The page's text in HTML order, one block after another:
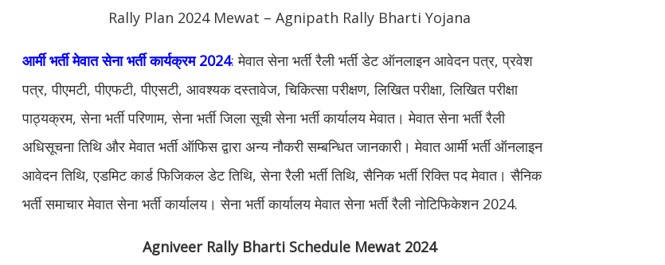
Rally Plan 2024 Mewat – Agnipath Rally Bharti Yojana
आर्मी भर्ती मेवात सेना भर्ती कार्यक्रम 2024: मेवात सेना भर्ती रैली भर्ती डेट ऑनलाइन आवेदन पत्र, प्रवेश
पत्र, पीएमटी, पीएफटी, पीएसटी, आवश्यक दस्तावेज, चिकित्सा परीक्षण, लिखित परीक्षा, लिखित परीक्षा
पाठ्यक्रम, सेना भर्ती परिणाम, सेना भर्ती जिला सूची सेना भर्ती कार्यालय मेवात। मेवात सेना भर्ती रैली
अधिसूचना तिथि और मेवात भर्ती ऑफिस द्वारा अन्य नौकरी सम्बन्धित जानकारी। मेवात आर्मी भर्ती ऑनलाइन
आवेदन तिथि, एडमिट कार्ड फिजिकल डेट तिथि, सेना रैली भर्ती तिथि, सैनिक भर्ती रिक्ति पद मेवात। सैनिक
भर्ती समाचार मेवात सेना भर्ती कार्यालय। सेना भर्ती कार्यालय मेवात सेना भर्ती रैली नोटिफिकेशन 2024.
Agniveer Rally Bharti Schedule Mewat 2024